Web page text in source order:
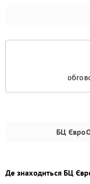
БЦ
Де знаходиться БЦ